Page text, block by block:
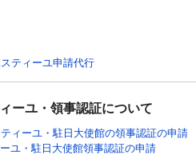
ティーユ申請代行
ーユ・領事認証について
ィーユ・駐日大使館の領事認証の申請
ユ・駐日大使館領事認証の申請